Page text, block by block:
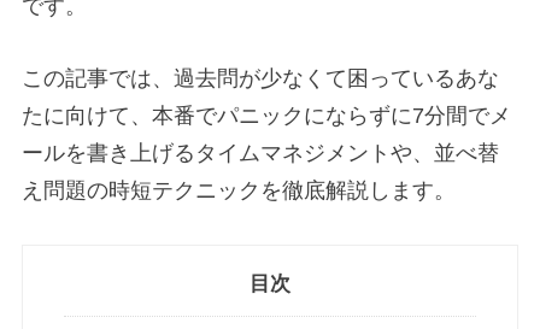
です。
この記事では、過去問が少なくて困っているあな
たに向けて、本番でパニックにならずに7分間でメ
ールを書き上げるタイムマネジメントや、並べ替
え問題の時短テクニックを徹底解説します。
目次